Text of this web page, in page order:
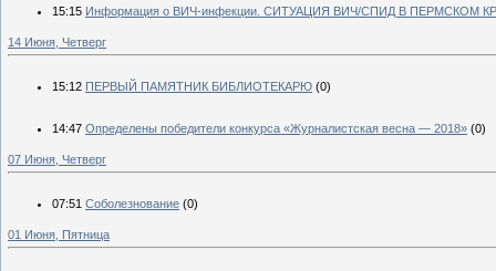
15:15 Информация о ВИЧ-инфекции. СИТУАЦИЯ ВИЧ/СПИД В ПЕРМСКОМ
14 Июня, Четверг
15:12 ПЕРВЫЙ ПАМЯТНИК БИБЛИОТЕКАРЮ (0)
14:47 Определены победители конкурса «Журналистская весна — 2018» (0)
07 Июня, Четверг
07:51 Соболезнование (0)
01 Июня, Пятница